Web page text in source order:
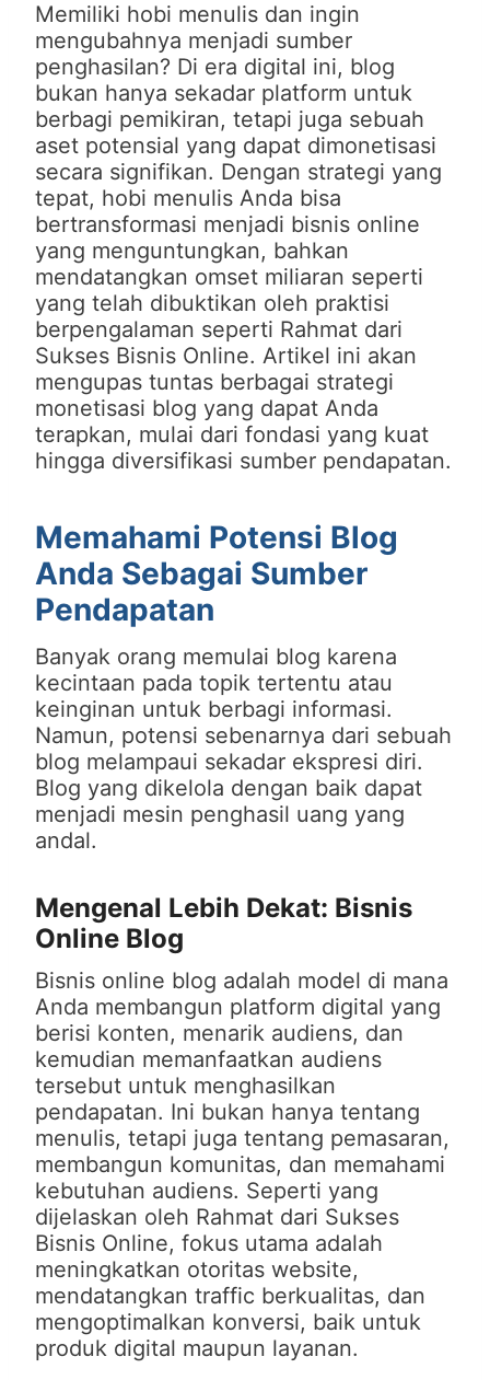
Memiliki hobi menulis dan ingin
mengubahnya menjadi sumber
penghasilan? Di era digital ini, blog
bukan hanya sekadar platform untuk
berbagi pemikiran, tetapi juga sebuah
aset potensial yang dapat dimonetisasi
secara signifikan. Dengan strategi yang
tepat, hobi menulis Anda bisa
bertransformasi menjadi bisnis online
yang menguntungkan, bahkan
mendatangkan omset miliaran seperti
yang telah dibuktikan oleh praktisi
berpengalaman seperti Rahmat dari
Sukses Bisnis Online. Artikel ini akan
mengupas tuntas berbagai strategi
monetisasi blog yang dapat Anda
terapkan, mulai dari fondasi yang kuat
hingga diversifikasi sumber pendapatan.
Memahami Potensi Blog
Anda Sebagai Sumber
Pendapatan
Banyak orang memulai blog karena
kecintaan pada topik tertentu atau
keinginan untuk berbagi informasi.
Namun, potensi sebenarnya dari sebuah
blog melampaui sekadar ekspresi diri.
Blog yang dikelola dengan baik dapat
menjadi mesin penghasil uang yang
andal.
Mengenal Lebih Dekat: Bisnis
Online Blog
Bisnis online blog adalah model di mana
Anda membangun platform digital yang
berisi konten, menarik audiens, dan
kemudian memanfaatkan audiens
tersebut untuk menghasilkan
pendapatan. Ini bukan hanya tentang
menulis, tetapi juga tentang pemasaran,
membangun komunitas, dan memahami
kebutuhan audiens. Seperti yang
dijelaskan oleh Rahmat dari Sukses
Bisnis Online, fokus utama adalah
meningkatkan otoritas website,
mendatangkan traffic berkualitas, dan
mengoptimalkan konversi, baik untuk
produk digital maupun layanan.